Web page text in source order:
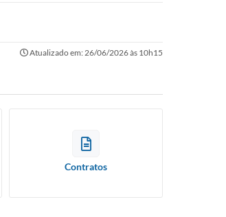
Atualizado em: 26/06/2026 às 10h15
Contratos